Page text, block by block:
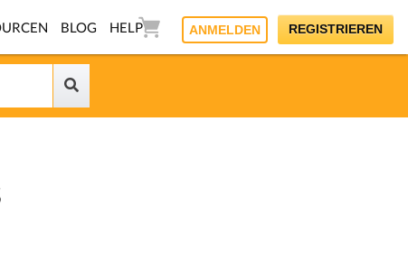
BLOG HELP ANMELDEN REGISTRIEREN